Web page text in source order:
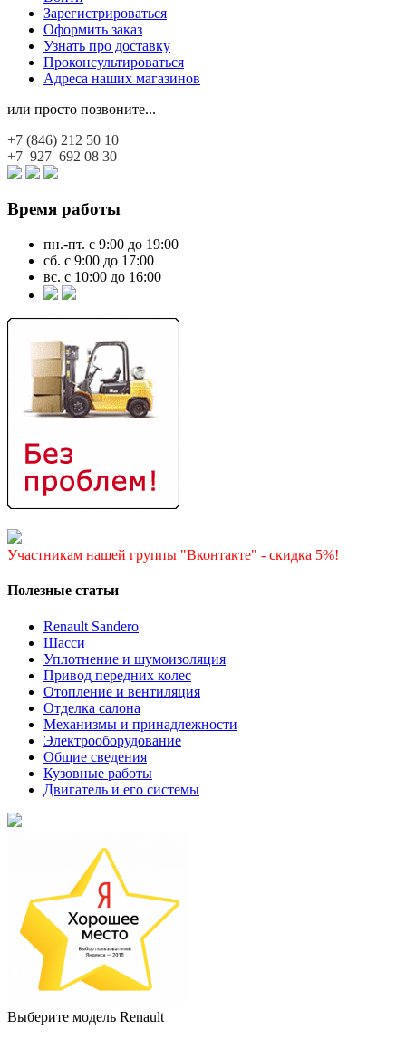
Зарегистрироваться
Оформить заказ
Узнать про доставку
Проконсультироваться
Адреса наших магазинов
или просто позвоните...
+7 (846) 212 50 10
+7 927 692 08 30
Время работы
пн.-пт. с 9:00 до 19:00
сб. с 9:00 до 17:00
вс. с 10:00 до 16:00
Участникам нашей группы "Вконтакте" - скидка 5%!
Полезные статьи
Renault Sandero
Шасси
Уплотнение и шумоизоляция
Привод передних колес
Отопление и вентиляция
Отделка салона
Механизмы и принадлежности
Электрооборудование
Общие сведения
Кузовные работы
Двигатель и его системы
Выберите модель Renault